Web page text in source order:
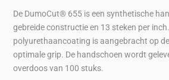
De DumoCut® 655 is een synthetische
gebreide constructie en 13 steken per
polyurethaancoating is aangebracht op
optimale grip. De handschoen wordt
overdoos van 100 stuks.